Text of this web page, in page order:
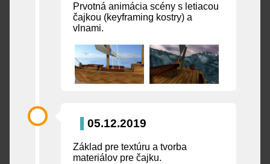
Prvotná animácia scény s letiacou
čajkou (keyframing kostry) a
vlnami.
05.12.2019
Základ pre textúru a tvorba
materiálov pre čajku.